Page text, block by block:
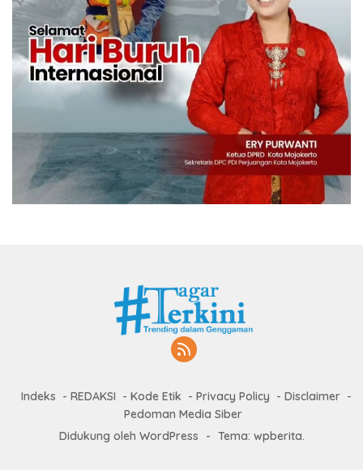
Indeks REDAKSI Kode Etik Privacy Policy
Disclaimer
Pedoman Media Siber
Didukung oleh WordPress
- Tema: wpberita.